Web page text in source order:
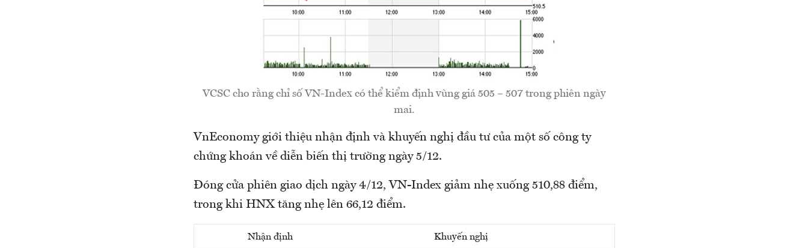
VCSC cho rằng chỉ số VN-Index có thể kiểm định vùng giá 505 – 507 trong phiên ngày
mai.
VnEconomy giới thiệu nhận định và khuyến nghị đầu tư của một số công ty
chứng khoán về diễn biến thị trường ngày 5/12.
Đóng cửa phiên giao dịch ngày 4/12, VN-Index giảm nhẹ xuống 510,88 điểm,
trong khi HNX tăng nhẹ lên 66,12 điểm.
Nhận định Khuyến nghị